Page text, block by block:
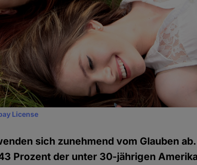
License
sich zunehmend vom Glauben
Prozent der unter 30-jährigen